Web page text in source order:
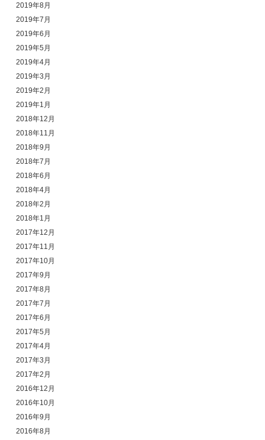
2019年8月
2019年7月
2019年6月
2019年5月
2019年4月
2019年3月
2019年2月
2019年1月
2018年12月
2018年11月
2018年9月
2018年7月
2018年6月
2018年4月
2018年2月
2018年1月
2017年12月
2017年11月
2017年10月
2017年9月
2017年8月
2017年7月
2017年6月
2017年5月
2017年4月
2017年3月
2017年2月
2016年12月
2016年10月
2016年9月
2016年8月